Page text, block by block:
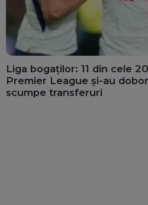
Liga bogaților: 11 din cele
Premier League și-au
scumpe transferuri